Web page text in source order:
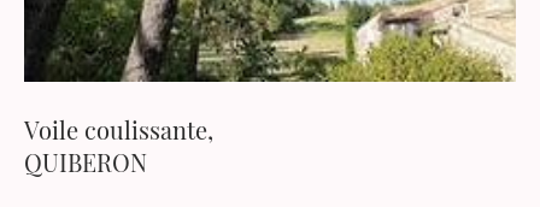
Voile coulissante,
QUIBERON